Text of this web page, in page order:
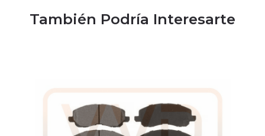
También Podría Interesarte